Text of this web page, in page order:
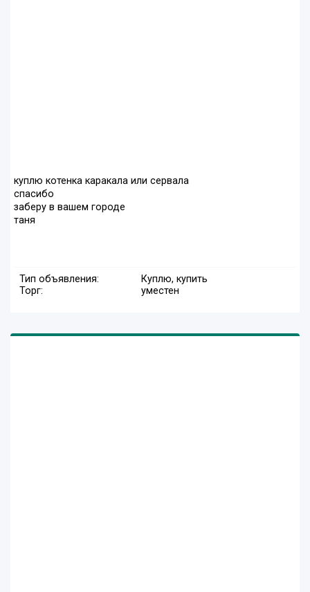
куплю котенка каракала или сервала
спасибо
заберу в вашем городе
таня
Тип объявления:
Куплю, купить
Торг:
уместен